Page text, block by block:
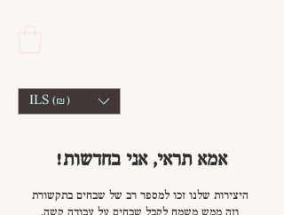
ILS (₪)
!אמא תראי, אני בחדשות
היצירות שלנו זכו למספר רב של שבחים בתקשורת